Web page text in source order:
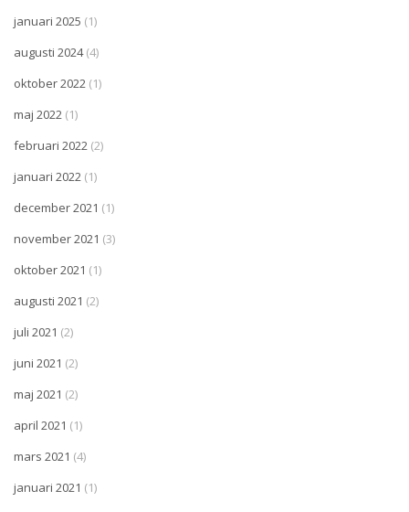
januari 2025 (1)
augusti 2024(4)
oktober 2022 (1)
maj 2022 (1)
februari 2022 (2)
januari 2022 (1)
december 2021 (1)
november 2021 (3)
oktober 2021 (1)
augusti 2021 (2)
juli 2021 (2)
juni 2021 (2)
maj 2021 (2)
april 2021 (1)
mars 2021 (4)
januari 2021 (1)